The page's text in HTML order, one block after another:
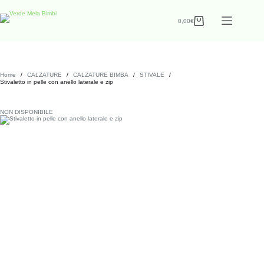
0,00€
Home / CALZATURE / CALZATURE BIMBA / STIVALE
/
Stivaletto in pelle con anello laterale e zip
NON DISPONIBILE